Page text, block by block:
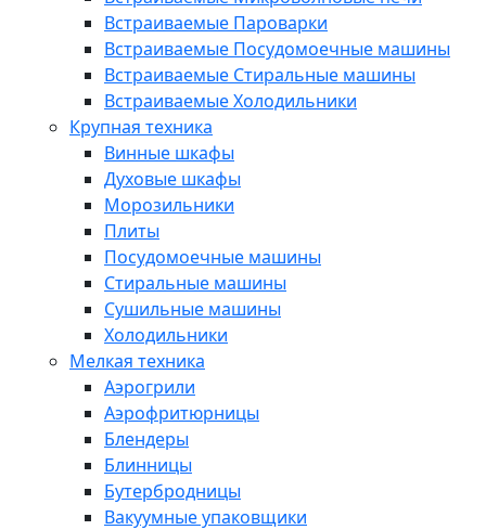
Встраиваемые Пароварки
Встраиваемые Посудомоечные машины
Встраиваемые Стиральные машины
Встраиваемые Холодильники
Крупная техника
Винные шкафы
Духовые шкафы
Морозильники
Плиты
Посудомоечные машины
Стиральные машины
Сушильные машины
Холодильники
Мелкая техника
Аэрогрили
Аэрофритюрницы
Блендеры
Блинницы
Бутербродницы
Вакуумные упаковщики